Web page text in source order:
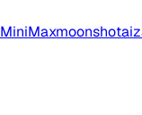
MiniMaxmoonshotai